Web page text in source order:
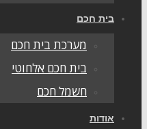
חכם
מערכת בית חכם
בית חכם אלחוטי
חשמל חכם